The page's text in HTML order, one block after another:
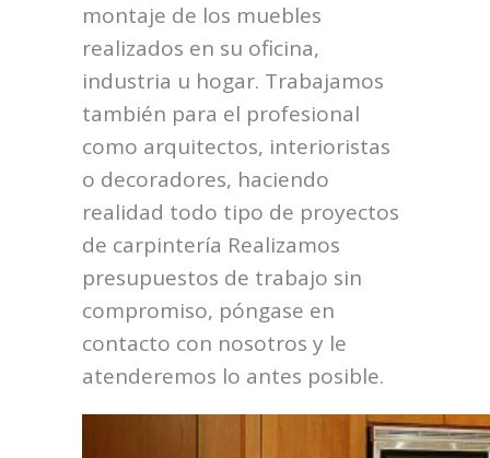
montaje de los muebles
realizados en su oficina,
industria u hogar. Trabajamos
también para el profesional
como arquitectos, interioristas
o decoradores, haciendo
realidad todo tipo de proyectos
de carpintería Realizamos
presupuestos de trabajo sin
compromiso, póngase en
contacto con nosotros y le
atenderemos lo antes posible.